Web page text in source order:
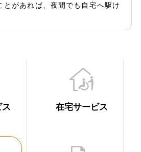
とがあれば、夜間でも自宅へ駆け
ス 在宅サービス